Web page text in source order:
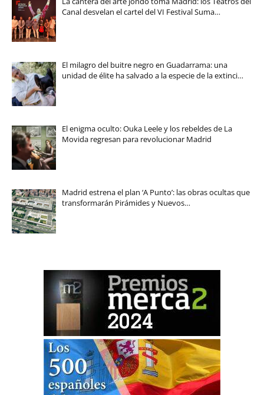
Canal desvelan el cartel del VI Festival Suma…
El milagro del buitre negro en Guadarrama: una
unidad de élite ha salvado a la especie de la extinci…
El enigma oculto: Ouka Leele y los rebeldes de La
Movida regresan para revolucionar Madrid
Madrid estrena el plan ‘A Punto’: las obras ocultas que
transformarán Pirámides y Nuevos…